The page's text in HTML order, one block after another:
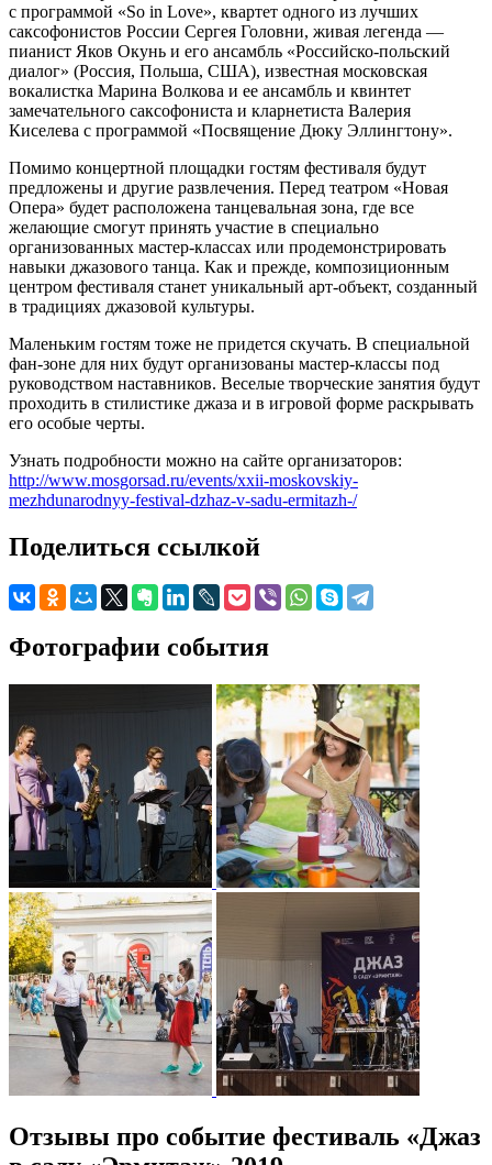
с программой «So in Love», квартет одного из лучших
саксофонистов России Сергея Головни, живая легенда —
пианист Яков Окунь и его ансамбль «Российско-польский
диалог» (Россия, Польша, США), известная московская
вокалистка Марина Волкова и ее ансамбль и квинтет
замечательного саксофониста и кларнетиста Валерия
Киселева с программой «Посвящение Дюку Эллингтону».
Помимо концертной площадки гостям фестиваля будут
предложены и другие развлечения. Перед театром «Новая
Опера» будет расположена танцевальная зона, где все
желающие смогут принять участие в специально
организованных мастер-классах или продемонстрировать
навыки джазового танца. Как и прежде, композиционным
центром фестиваля станет уникальный арт-объект, созданный
в традициях джазовой культуры.
Маленьким гостям тоже не придется скучать. В специальной
фан-зоне для них будут организованы мастер-классы под
руководством наставников. Веселые творческие занятия будут
проходить в стилистике джаза и в игровой форме раскрывать
его особые черты.
Узнать подробности можно на сайте организаторов:
http://www.mosgorsad.ru/events/xxii-moskovskiy-
mezhdunarodnyy-festival-dzhaz-v-sadu-ermitazh-/
Поделиться ссылкой
Фотографии события
Отзывы про событие фестиваль «Джаз